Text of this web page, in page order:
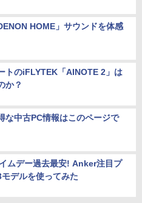
HOME」サウンドを体感
トのiFLYTEK「AINOTE 2」は
か？
な中古PC情報はこのページで
ムデー過去最安! Anker注目プ
デルを使ってみた